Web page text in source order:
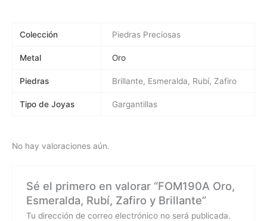
Colección Piedras Preciosas
Metal Oro
Piedras Brillante, Esmeralda, Rubí, Zafiro
Tipo de Joyas Gargantillas
No hay valoraciones aún.
Sé el primero en valorar “FOM190A Oro,
Esmeralda, Rubí, Zafiro y Brillante”
Tu dirección de correo electrónico no será publicada.